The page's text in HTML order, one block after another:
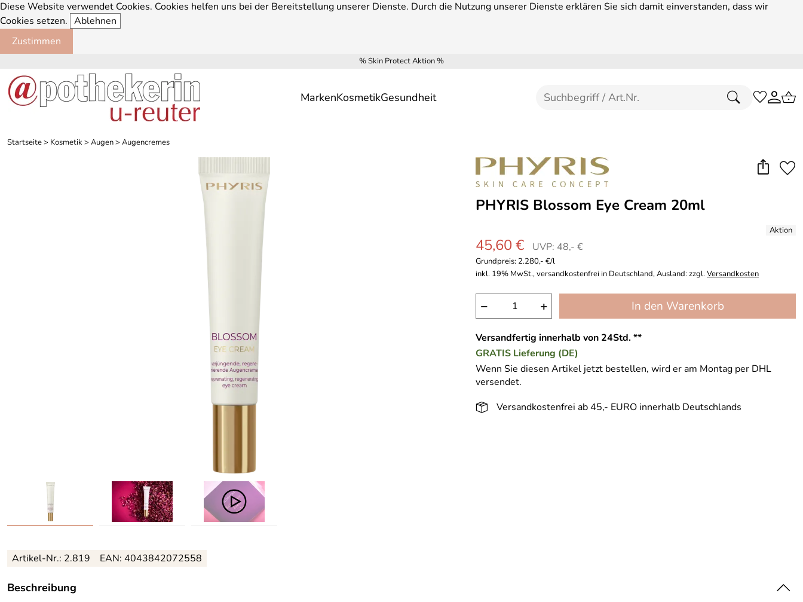
Diese Website verwendet Cookies. Cookies helfen uns bei der Bereitstellung unserer Dienste. Durch die Nutzung unserer Dienste erklären Sie sich damit einverstanden, dass wir
Cookies setzen. Ablehnen
Zustimmen
% Skin Protect Aktion %
MarkenKosmetikGesundheit
Startseite> Kosmetik > Augen> Augencremes
PHYRIS Blossom Eye Cream 20ml
45,60 € UVP: 48,- €
Grundpreis: 2.280,- €/l
inkl. 19% MwSt., versandkostenfrei in Deutschland, Ausland: zzgl.Versandkosten
− + In den Warenkorb
Versandfertig innerhalb von 24Std. **
GRATIS Lieferung (DE)
Wenn Sie diesen Artikel jetzt bestellen, wird er am Montag per DHL
versendet.
Versandkostenfrei ab 45,- EURO innerhalb Deutschlands
Artikel-Nr.: 2.819 EAN: 4043842072558
Beschreibung